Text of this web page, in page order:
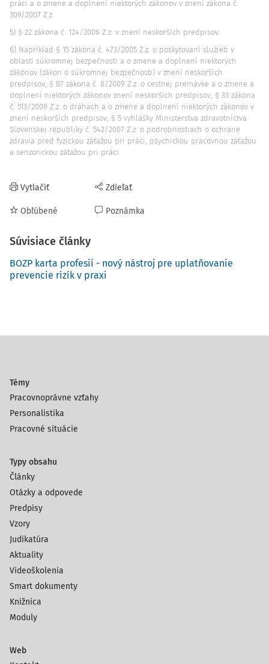
práci a o zmene a doplnení niektorých zákonov v znení zákona č.
309/2007 Z.z.
5) § 22 zákona č. 124/2006 Z.z. v znení neskorších predpisov.
6) Napríklad § 15 zákona č. 473/2005 Z.z. o poskytovaní služieb v
oblasti súkromnej bezpečnosti a o zmene a doplnení niektorých
zákonov (zákon o súkromnej bezpečnosti) v znení neskorších
predpisov, § 87 zákona č. 8/2009 Z.z. o cestnej premávke a o zmene a
doplnení niektorých zákonov znení neskorších predpisov, § 33 zákona
č. 513/2009 Z.z. o dráhach a o zmene a doplnení niektorých zákonov v
znení neskorších predpisov, § 5 vyhlášky Ministerstva zdravotníctva
Slovenskej republiky č. 542/2007 Z.z. o podrobnostiach o ochrane
zdravia pred fyzickou záťažou pri práci, psychickou pracovnou záťažou
a senzorickou záťažou pri práci.
Vytlačiť
Obľúbené
Zdieľať
Poznámka
Súvisiace články
BOZP karta profesií - nový nástroj pre uplatňovanie
prevencie rizík v praxi
Témy
Pracovnoprávne vzťahy
Personalistika
Pracovné situácie
Typy obsahu
Články
Otázky a odpovede
Predpisy
Vzory
Judikatúra
Aktuality
Videoškolenia
Smart dokumenty
Knižnica
Moduly
Web